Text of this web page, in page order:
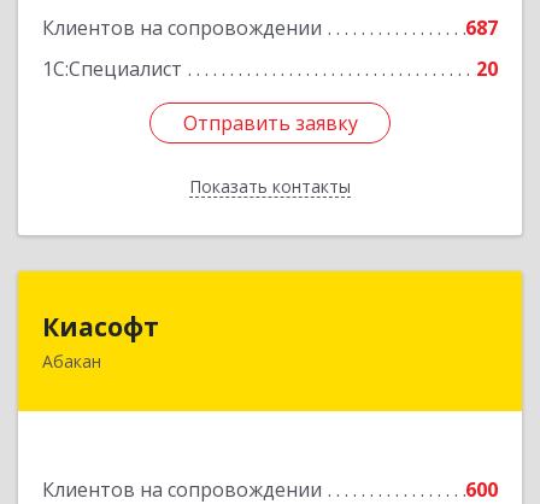
Клиентов на сопровождении
687
1С:Специалист
20
Отправить заявку
Показать контакты
Отправить заявку
Назад
Киасофт
Абакан
Клиентов на сопровождении
600
655017, Хакасия Респ, Абакан г, Ивана Ярыгина